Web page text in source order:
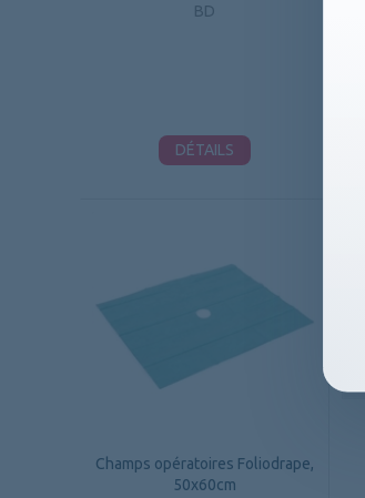
BD
DÉTAILS
Champs opératoires Foliodrape,
50x60cm